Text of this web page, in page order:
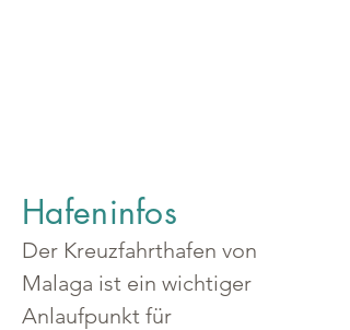
Hafeninfos
Der Kreuzfahrthafen von
Malaga ist ein wichtiger
Anlaufpunkt für